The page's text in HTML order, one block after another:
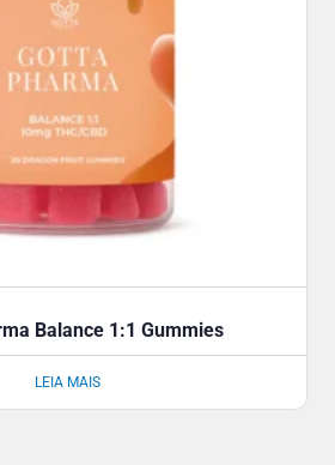
Balance 1:1 Gummies
LEIA MAIS